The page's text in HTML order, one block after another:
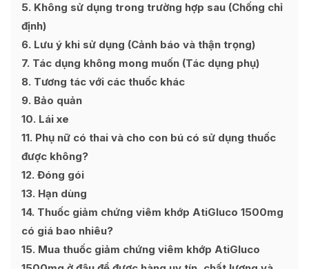
5 Không sử dụng trong trường hợp sau (Chống chỉ
định)
6 Lưu ý khi sử dụng (Cảnh báo và thận trọng)
7 Tác dụng không mong muốn (Tác dụng phụ)
8 Tương tác với các thuốc khác
9 Bảo quản
10 Lái xe
11 Phụ nữ có thai và cho con bú có sử dụng thuốc
được không?
12 Đóng gói
13 Hạn dùng
14 Thuốc giảm chứng viêm khớp AtiGluco 1500mg
có giá bao nhiêu?
15 Mua thuốc giảm chứng viêm khớp AtiGluco